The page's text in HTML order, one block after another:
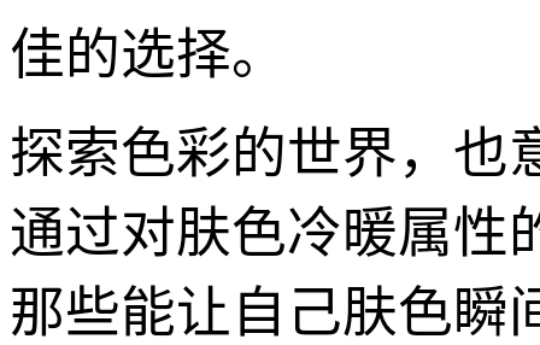
佳的选择。
探索色彩的世界，也
通过对肤色冷暖属性
那些能让自己肤色瞬